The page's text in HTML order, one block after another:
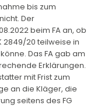
bis zum
Der
beim FA an, ob
2849/20 teilweise in
Das FA gab am
Erklärungen.
mit Frist zum
an die Kläger, die
seitens des FG